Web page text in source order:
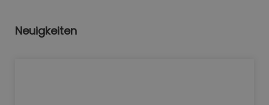
Neuigkeiten